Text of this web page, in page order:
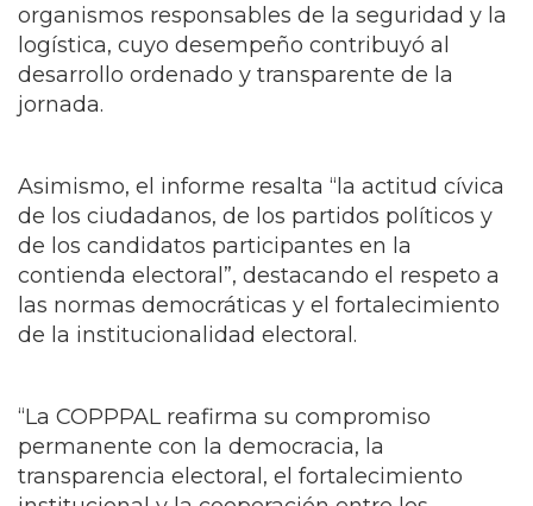
organismos responsables de la seguridad y la
logística, cuyo desempeño contribuyó al
desarrollo ordenado y transparente de la
jornada.
Asimismo, el informe resalta “la actitud cívica
de los ciudadanos, de los partidos políticos y
de los candidatos participantes en la
contienda electoral”, destacando el respeto a
las normas democráticas y el fortalecimiento
de la institucionalidad electoral.
“La COPPPAL reafirma su compromiso
permanente con la democracia, la
transparencia electoral, el fortalecimiento